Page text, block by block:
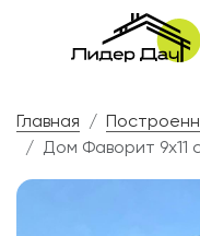
Главная
Дом Фаворит 9х11